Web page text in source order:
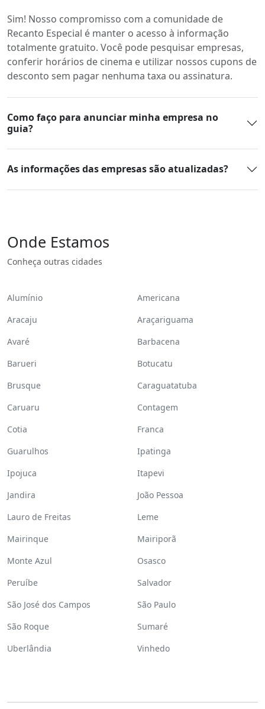
Sim! Nosso compromisso com a comunidade de
Recanto Especial é manter o acesso à informação
totalmente gratuito. Você pode pesquisar empresas,
conferir horários de cinema e utilizar nossos cupons de
desconto sem pagar nenhuma taxa ou assinatura.
Como faço para anunciar minha empresa no
guia?
As informações das empresas são atualizadas?
Onde Estamos
Conheça outras cidades
Alumínio
Americana
Aracaju
Araçariguama
Avaré
Barbacena
Barueri
Botucatu
Brusque
Caraguatatuba
Caruaru
Contagem
Cotia
Franca
Guarulhos
Ipatinga
Ipojuca
Itapevi
Jandira
João Pessoa
Lauro de Freitas
Leme
Mairinque
Mairiporã
Monte Azul
Osasco
Peruíbe
Salvador
São José dos Campos
São Paulo
São Roque
Sumaré
Uberlândia
Vinhedo